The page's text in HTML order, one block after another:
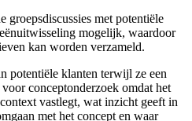
groepsdiscussies met potentiële
mogelijk, waardoor
kan worden verzameld.
potentiële klanten terwijl ze een
conceptonderzoek omdat het
vastlegt, wat inzicht geeft in
met het concept en waar